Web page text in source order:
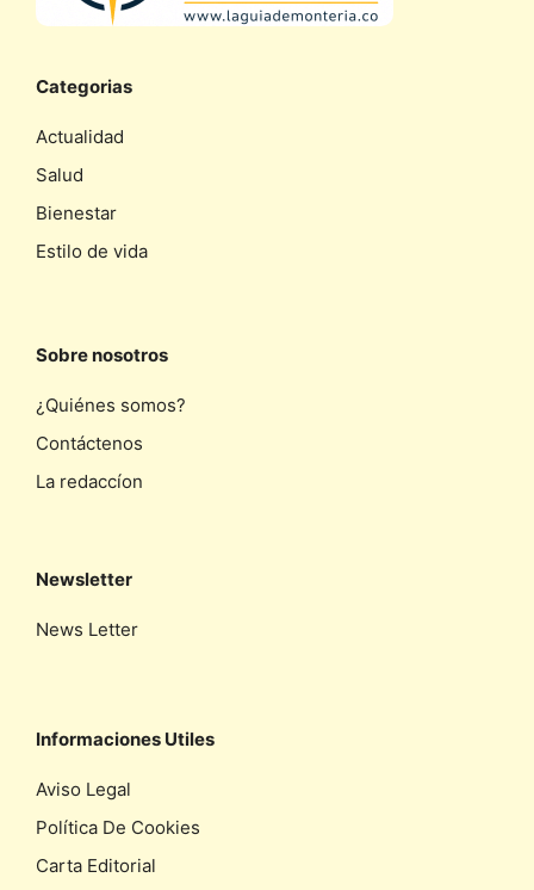
Categorias
Actualidad
Salud
Bienestar
Estilo de vida
Sobre nosotros
¿Quiénes somos?
Contáctenos
La redaccíon
Newsletter
News Letter
Informaciones Utiles
Aviso Legal
Política De Cookies
Carta Editorial